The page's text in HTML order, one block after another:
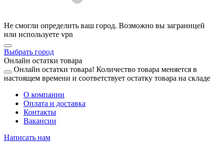
Не смогли определить ваш город. Возможно вы заграницей
или используете vpn
Выбрать город
Онлайн остатки товара
Онлайн остатки товара! Количество товара меняется в
настоящем времени и соответствует остатку товара на складе
О компании
Оплата и доставка
Контакты
Вакансии
Написать нам